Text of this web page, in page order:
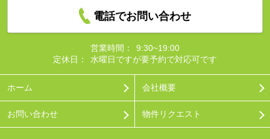
電話でお問い合わせ
営業時間：
9:30~19:00
定休日：
水曜日ですが要予約で対応可です
ホーム 会社概要
お問い合わせ 物件リクエスト